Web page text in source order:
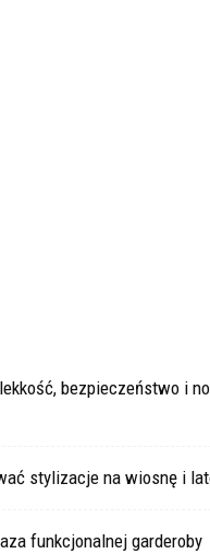
bezpieczeństwo i
stylizacje na wiosnę i
funkcjonalnej garderoby